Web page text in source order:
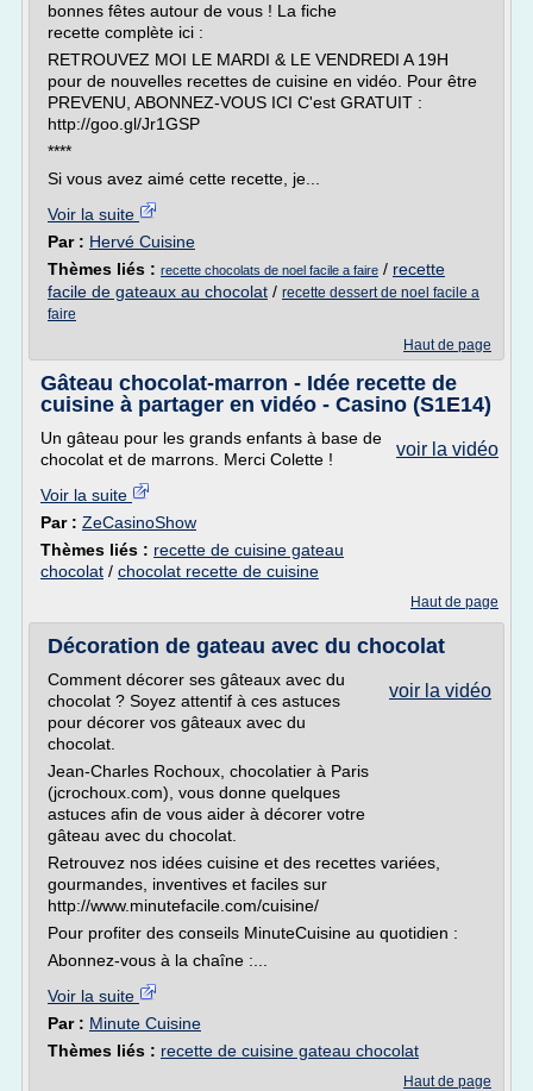
bonnes fêtes autour de vous ! La fiche
recette complète ici :
RETROUVEZ MOI LE MARDI & LE VENDREDI A 19H
pour de nouvelles recettes de cuisine en vidéo. Pour être
PREVENU, ABONNEZ-VOUS ICI C'est GRATUIT :
http://goo.gl/Jr1GSP
****
Si vous avez aimé cette recette, je...
Voir la suite
Par : Hervé Cuisine
Thèmes liés : recette chocolats de noel facile a faire / recette
facile de gateaux au chocolat / recette dessert de noel facile a
faire
Haut de page
Gâteau chocolat-marron - Idée recette de
cuisine à partager en vidéo - Casino (S1E14)
voir la vidéo
Un gâteau pour les grands enfants à base de
chocolat et de marrons. Merci Colette !
Voir la suite
Par : ZeCasinoShow
Thèmes liés : recette de cuisine gateau
chocolat / chocolat recette de cuisine
Haut de page
Décoration de gateau avec du chocolat
voir la vidéo
Comment décorer ses gâteaux avec du
chocolat ? Soyez attentif à ces astuces
pour décorer vos gâteaux avec du
chocolat.
Jean-Charles Rochoux, chocolatier à Paris
(jcrochoux.com), vous donne quelques
astuces afin de vous aider à décorer votre
gâteau avec du chocolat.
Retrouvez nos idées cuisine et des recettes variées,
gourmandes, inventives et faciles sur
http://www.minutefacile.com/cuisine/
Pour profiter des conseils MinuteCuisine au quotidien :
Abonnez-vous à la chaîne :...
Voir la suite
Par : Minute Cuisine
Thèmes liés : recette de cuisine gateau chocolat
Haut de page